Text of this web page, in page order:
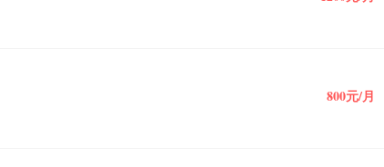
800元/月